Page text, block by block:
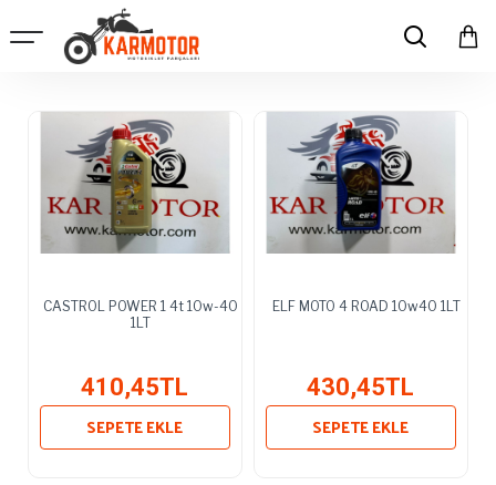
CASTROL POWER 1 4t 10w-40
1LT
410,45TL
SEPETE EKLE
ELF MOTO 4 ROAD 10w40 1LT
430,45TL
SEPETE EKLE